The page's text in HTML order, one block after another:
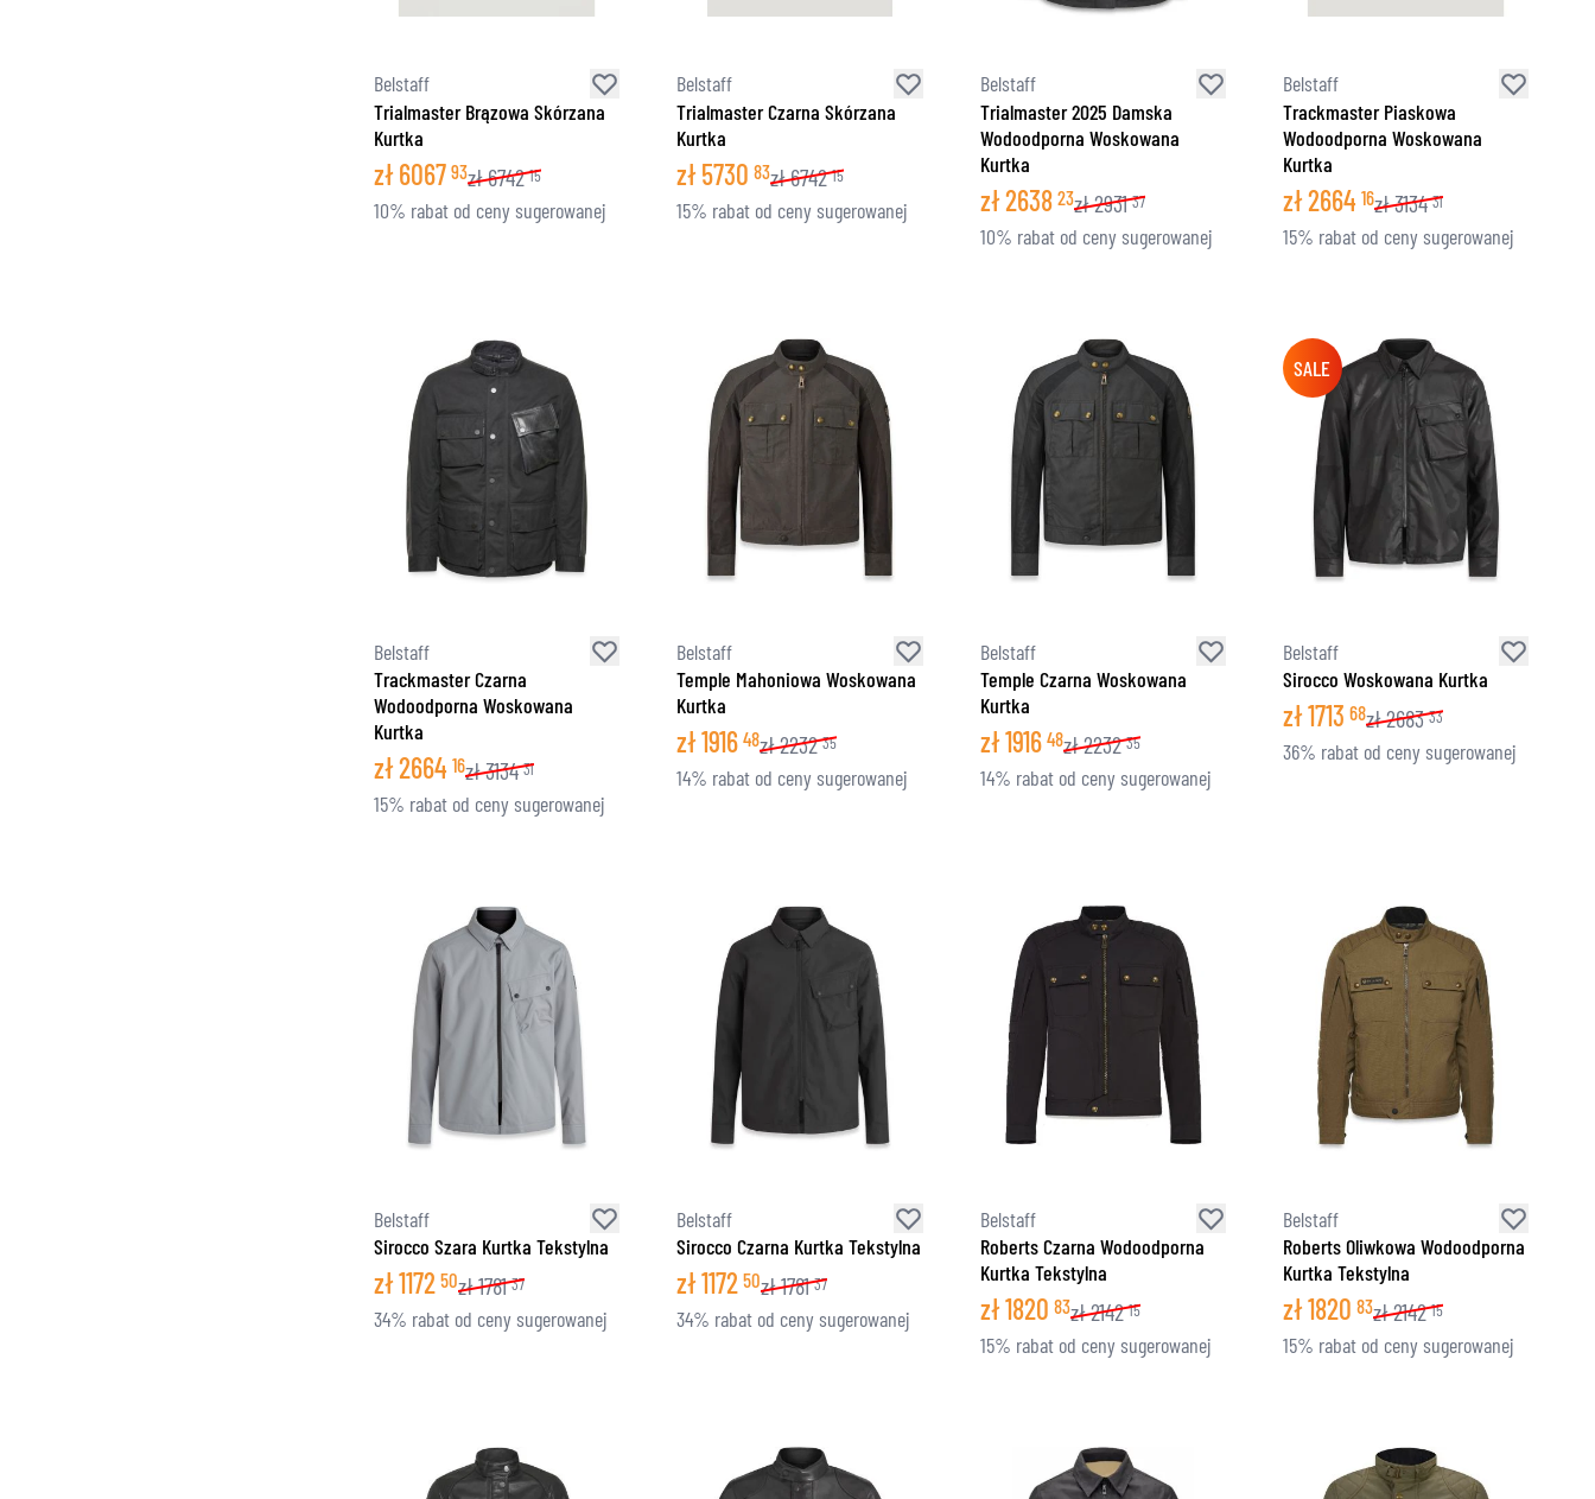
Belstaff
Trialmaster Brązowa Skórzana
Kurtka
zł6067 93zł6742 15
10% rabat od ceny sugerowanej
Belstaff
Trialmaster Czarna Skórzana
Kurtka
zł5730 83zł6742 15
15% rabat od ceny sugerowanej
Belstaff
Trialmaster 2025 Damska
Wodoodporna Woskowana
Kurtka
zł2638 23zł2931 37
10% rabat od ceny sugerowanej
Belstaff
Trackmaster Piaskowa
Wodoodporna Woskowana
Kurtka
zł2664 16zł3134 31
15% rabat od ceny sugerowanej
Belstaff
Trackmaster Czarna
Wodoodporna Woskowana
Kurtka
zł2664 16zł3134 31
15% rabat od ceny sugerowanej
Belstaff
Temple Mahoniowa Woskowana
Kurtka
zł1916 48zł2232 35
14% rabat od ceny sugerowanej
Belstaff
Temple Czarna Woskowana
Kurtka
zł1916 48zł2232 35
14% rabat od ceny sugerowanej
SALE
Belstaff
Sirocco Woskowana Kurtka
zł1713 68zł2683 33
36% rabat od ceny sugerowanej
Belstaff
Sirocco Szara Kurtka Tekstylna
zł1172 50zł1781 37
34% rabat od ceny sugerowanej
Belstaff
Sirocco Czarna Kurtka Tekstylna
zł1172 50zł1781 37
34% rabat od ceny sugerowanej
Belstaff
Roberts Czarna Wodoodporna
Kurtka Tekstylna
zł1820 83zł2142 15
15% rabat od ceny sugerowanej
Belstaff
Roberts Oliwkowa Wodoodporna
Kurtka Tekstylna
zł1820 83zł2142 15
15% rabat od ceny sugerowanej